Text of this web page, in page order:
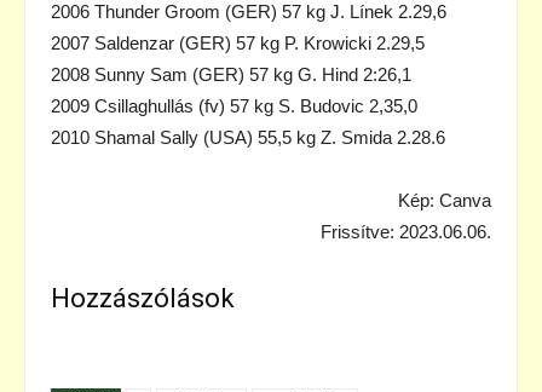
2006 Thunder Groom (GER) 57 kg J. Línek 2.29,6
2007 Saldenzar (GER) 57 kg P. Krowicki 2.29,5
2008 Sunny Sam (GER) 57 kg G. Hind 2:26,1
2009 Csillaghullás (fv) 57 kg S. Budovic 2,35,0
2010 Shamal Sally (USA) 55,5 kg Z. Smida 2.28.6
Kép: Canva
Frissítve: 2023.06.06.
Hozzászólások